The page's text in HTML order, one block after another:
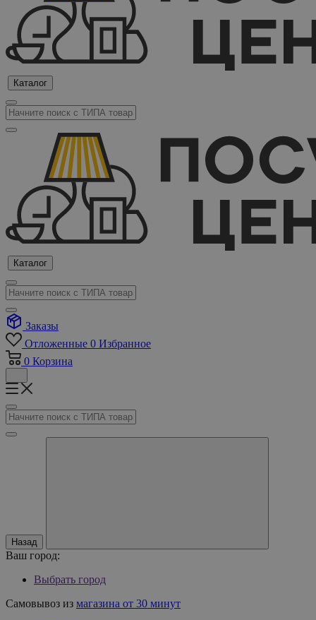
Каталог
Каталог
Заказы
Отложенные 0 Избранное
0 Корзина
Назад
Ваш город:
Выбрать город
Самовывоз из магазина от 30 минут